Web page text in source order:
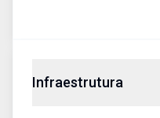
Infraestrutura